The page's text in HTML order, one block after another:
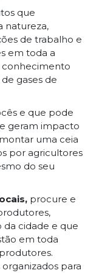
que
natureza,
de trabalho e
em toda a
conhecimento
gases de
e que pode
geram impacto
uma ceia
por agricultores
do seu
procure e
da cidade e que
em toda
para